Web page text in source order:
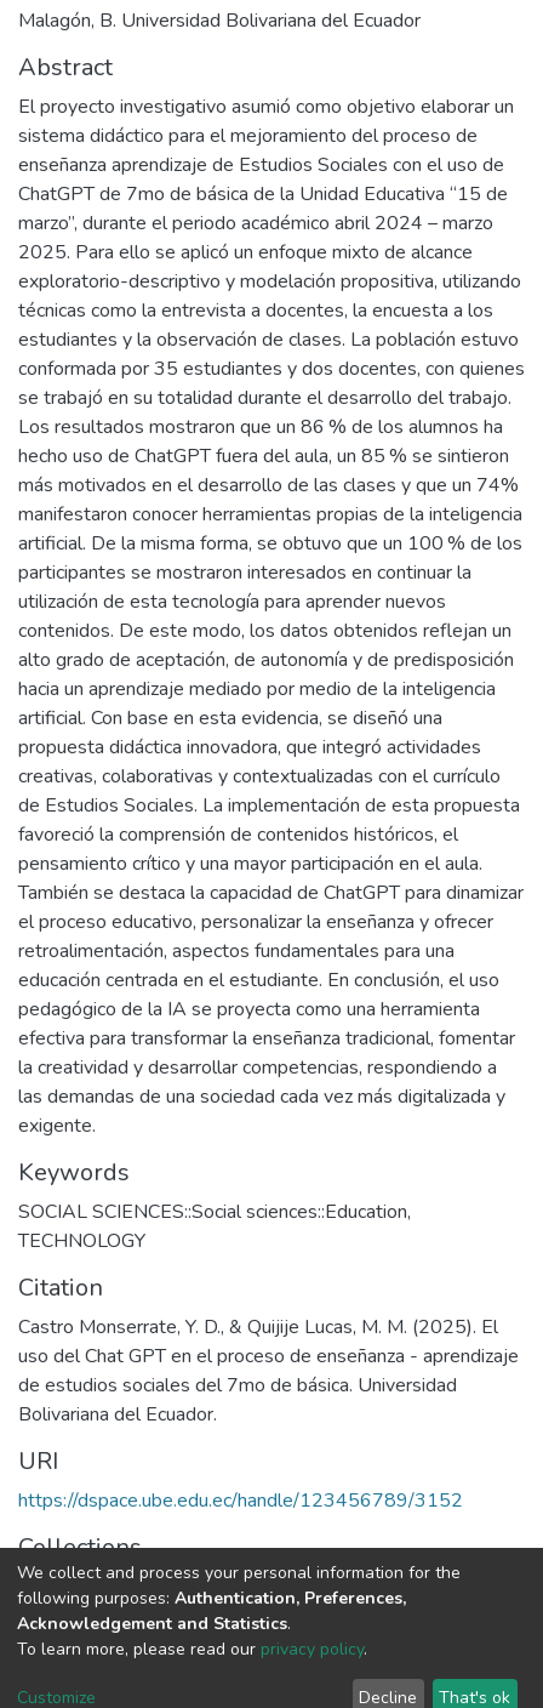
Malagón, B. Universidad Bolivariana del Ecuador
Abstract
El proyecto investigativo asumió como objetivo elaborar un
sistema didáctico para el mejoramiento del proceso de
enseñanza aprendizaje de Estudios Sociales con el uso de
ChatGPT de 7mo de básica de la Unidad Educativa “15 de
marzo”, durante el periodo académico abril 2024 – marzo
2025. Para ello se aplicó un enfoque mixto de alcance
exploratorio-descriptivo y modelación propositiva, utilizando
técnicas como la entrevista a docentes, la encuesta a los
estudiantes y la observación de clases. La población estuvo
conformada por 35 estudiantes y dos docentes, con quienes
se trabajó en su totalidad durante el desarrollo del trabajo.
Los resultados mostraron que un 86 % de los alumnos ha
hecho uso de ChatGPT fuera del aula, un 85 % se sintieron
más motivados en el desarrollo de las clases y que un 74%
manifestaron conocer herramientas propias de la inteligencia
artificial. De la misma forma, se obtuvo que un 100 % de los
participantes se mostraron interesados en continuar la
utilización de esta tecnología para aprender nuevos
contenidos. De este modo, los datos obtenidos reflejan un
alto grado de aceptación, de autonomía y de predisposición
hacia un aprendizaje mediado por medio de la inteligencia
artificial. Con base en esta evidencia, se diseñó una
propuesta didáctica innovadora, que integró actividades
creativas, colaborativas y contextualizadas con el currículo
de Estudios Sociales. La implementación de esta propuesta
favoreció la comprensión de contenidos históricos, el
pensamiento crítico y una mayor participación en el aula.
También se destaca la capacidad de ChatGPT para dinamizar
el proceso educativo, personalizar la enseñanza y ofrecer
retroalimentación, aspectos fundamentales para una
educación centrada en el estudiante. En conclusión, el uso
pedagógico de la IA se proyecta como una herramienta
efectiva para transformar la enseñanza tradicional, fomentar
la creatividad y desarrollar competencias, respondiendo a
las demandas de una sociedad cada vez más digitalizada y
exigente.
Keywords
SOCIAL SCIENCES::Social sciences::Education,
TECHNOLOGY
Citation
Castro Monserrate, Y. D., & Quijije Lucas, M. M. (2025). El
uso del Chat GPT en el proceso de enseñanza - aprendizaje
de estudios sociales del 7mo de básica. Universidad
Bolivariana del Ecuador.
URI
https://dspace.ube.edu.ec/handle/123456789/3152
Collections
Tesis
Full item page
We collect and process your personal information for the
following purposes: Authentication, Preferences,
Acknowledgement and Statistics.
To learn more, please read our privacy policy.
Customize Decline That's ok